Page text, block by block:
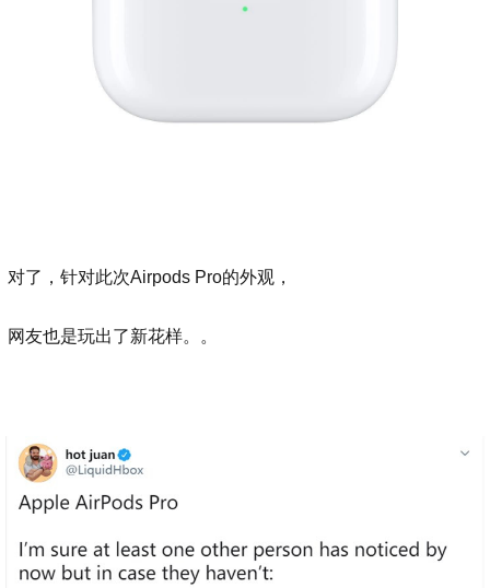
对了，针对此次Airpods Pro的外观，
网友也是玩出了新花样。。